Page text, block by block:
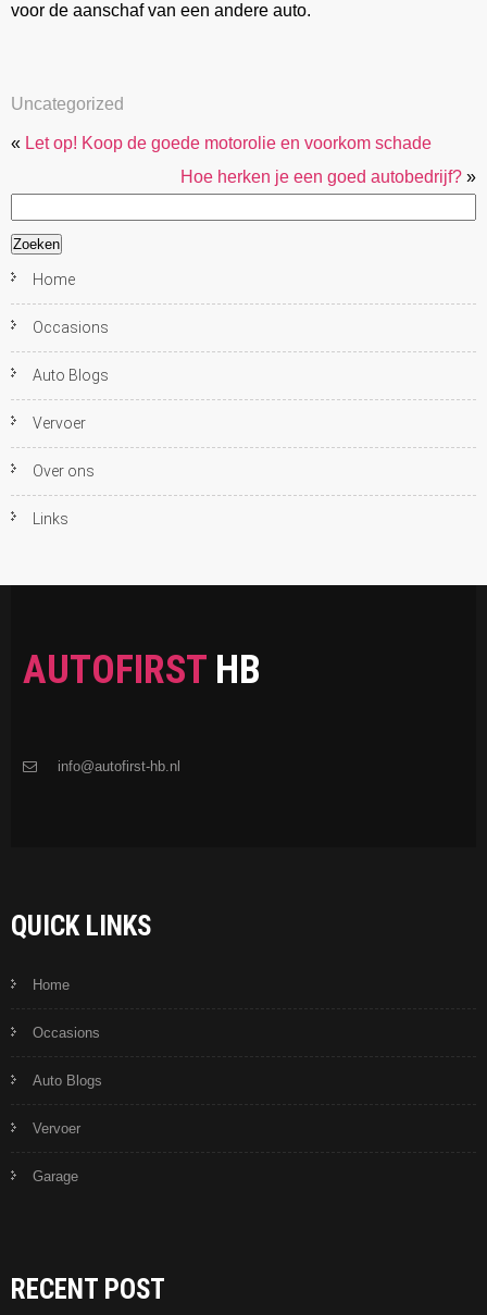
voor de aanschaf van een andere auto.
Uncategorized
« Let op! Koop de goede motorolie en voorkom schade
Hoe herken je een goed autobedrijf? »
naar:
Home
Occasions
Auto Blogs
Vervoer
Over ons
Links
AUTOFIRST HB
info@autofirst-hb.nl
QUICK LINKS
Home
Occasions
Auto Blogs
Vervoer
Garage
RECENT POST